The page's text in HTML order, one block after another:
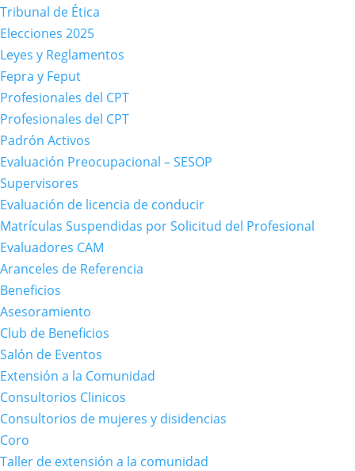
Tribunal de Ética
Elecciones 2025
Leyes y Reglamentos
Fepra y Feput
Profesionales del CPT
Profesionales del CPT
Padrón Activos
Evaluación Preocupacional – SESOP
Supervisores
Evaluación de licencia de conducir
Matrículas Suspendidas por Solicitud del Profesional
Evaluadores CAM
Aranceles de Referencia
Beneficios
Asesoramiento
Club de Beneficios
Salón de Eventos
Extensión a la Comunidad
Consultorios Clinicos
Consultorios de mujeres y disidencias
Coro
Taller de extensión a la comunidad